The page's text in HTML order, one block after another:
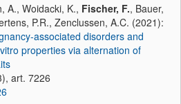
A., Woidacki, K., Fischer, F., Bauer,
P.R., Zenclussen, A.C. (2021):
associated disorders and
properties via alternation of
art. 7226